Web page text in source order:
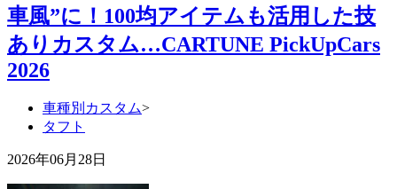
車風”に！100均アイテムも活用した技
ありカスタム…CARTUNE PickUpCars
2026
車種別カスタム>
タフト
2026年06月28日